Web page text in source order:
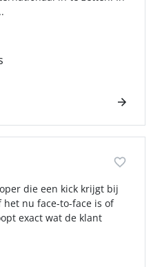
die een kick krijgt bij
het nu face-to-face is of
exact wat de klant